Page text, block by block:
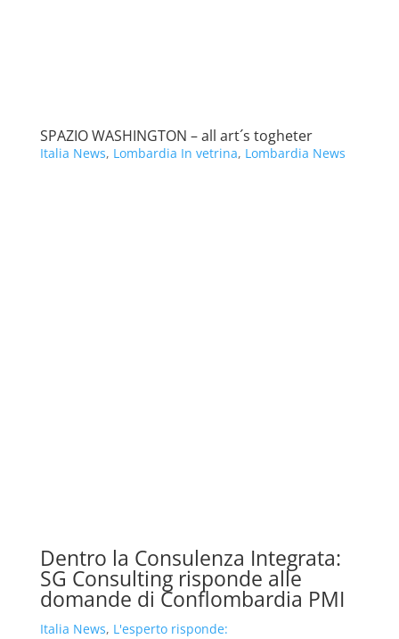
SPAZIO WASHINGTON – all art´s togheter
Italia News, Lombardia In vetrina, Lombardia News
Dentro la Consulenza Integrata:
SG Consulting risponde alle
domande di Conflombardia PMI
Italia News, L'esperto risponde: